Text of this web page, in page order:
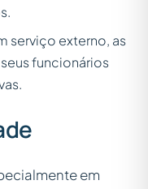
serviço externo, as
funcionários
em